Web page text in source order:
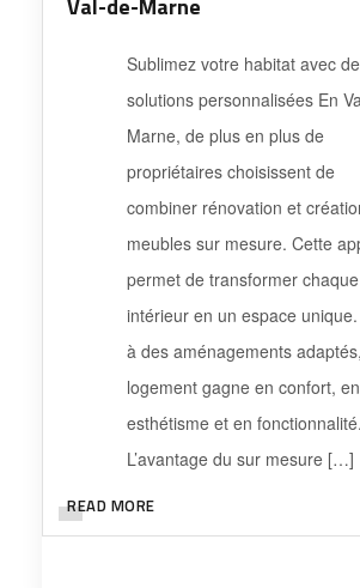
combiner rénovation et
meubles sur mesure. Cette
permet de transformer chaque
intérieur en un espace unique.
à des aménagements adaptés,
logement gagne en confort, en
esthétisme et en fonctionnalité.
L’avantage du sur mesure […]